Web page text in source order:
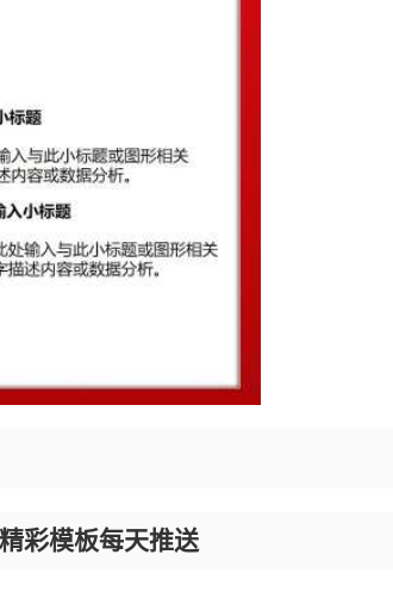
彩模板每天推送